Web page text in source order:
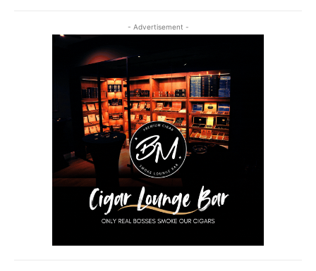
- Advertisement -